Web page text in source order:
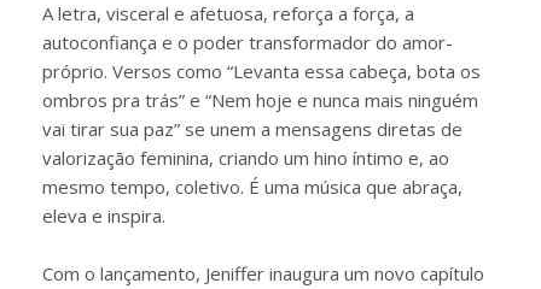
A letra, visceral e afetuosa, reforça a força, a
autoconfiança e o poder transformador do amor-
próprio. Versos como “Levanta essa cabeça, bota os
ombros pra trás” e “Nem hoje e nunca mais ninguém
vai tirar sua paz” se unem a mensagens diretas de
valorização feminina, criando um hino íntimo e, ao
mesmo tempo, coletivo. É uma música que abraça,
eleva e inspira.
Com o lançamento, Jeniffer inaugura um novo capítulo